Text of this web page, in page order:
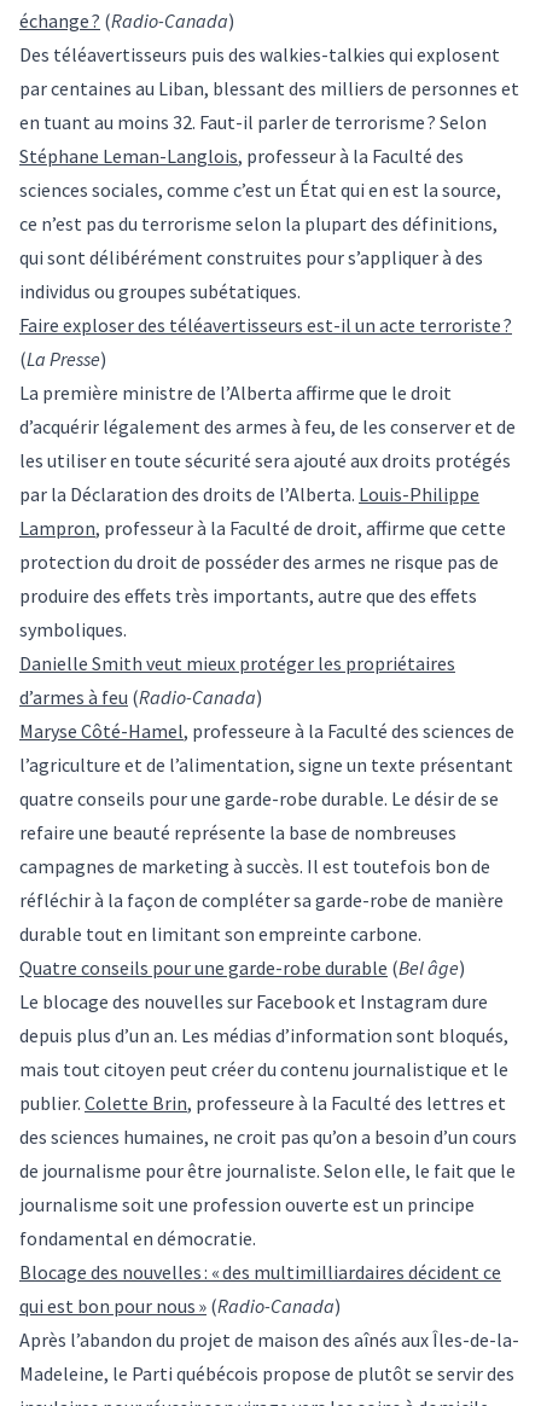
échange ? (Radio-Canada)
Des téléavertisseurs puis des walkies-talkies qui explosent
par centaines au Liban, blessant des milliers de personnes et
en tuant au moins 32. Faut-il parler de terrorisme ? Selon
Stéphane Leman-Langlois, professeur à la Faculté des
sciences sociales, comme c’est un État qui en est la source,
ce n’est pas du terrorisme selon la plupart des définitions,
qui sont délibérément construites pour s’appliquer à des
individus ou groupes subétatiques.
Faire exploser des téléavertisseurs est-il un acte terroriste ?
(La Presse)
La première ministre de l’Alberta affirme que le droit
d’acquérir légalement des armes à feu, de les conserver et de
les utiliser en toute sécurité sera ajouté aux droits protégés
par la Déclaration des droits de l’Alberta. Louis-Philippe
Lampron, professeur à la Faculté de droit, affirme que cette
protection du droit de posséder des armes ne risque pas de
produire des effets très importants, autre que des effets
symboliques.
Danielle Smith veut mieux protéger les propriétaires
d’armes à feu (Radio-Canada)
Maryse Côté-Hamel, professeure à la Faculté des sciences de
l’agriculture et de l’alimentation, signe un texte présentant
quatre conseils pour une garde-robe durable. Le désir de se
refaire une beauté représente la base de nombreuses
campagnes de marketing à succès. Il est toutefois bon de
réfléchir à la façon de compléter sa garde-robe de manière
durable tout en limitant son empreinte carbone.
Quatre conseils pour une garde-robe durable (Bel âge)
Le blocage des nouvelles sur Facebook et Instagram dure
depuis plus d’un an. Les médias d’information sont bloqués,
mais tout citoyen peut créer du contenu journalistique et le
publier. Colette Brin, professeure à la Faculté des lettres et
des sciences humaines, ne croit pas qu’on a besoin d’un cours
de journalisme pour être journaliste. Selon elle, le fait que le
journalisme soit une profession ouverte est un principe
fondamental en démocratie.
Blocage des nouvelles : « des multimilliardaires décident ce
qui est bon pour nous » (Radio-Canada)
Après l’abandon du projet de maison des aînés aux Îles-de-la-
Madeleine, le Parti québécois propose de plutôt se servir des